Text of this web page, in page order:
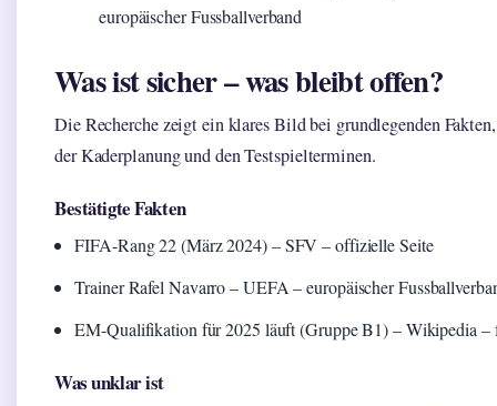
europäischer Fussballverband
Was ist sicher – was bleibt offen?
Die Recherche zeigt ein klares Bild bei grundlegenden
der Kaderplanung und den Testspielterminen.
Bestätigte Fakten
FIFA-Rang 22 (März 2024) – SFV – offizielle Seite
Trainer Rafel Navarro – UEFA – europäischer
EM-Qualifikation für 2025 läuft (Gruppe B1) – Wikipedia –
Was unklar ist